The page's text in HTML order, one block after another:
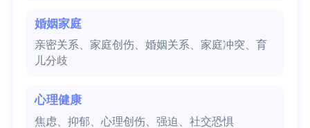
婚姻家庭
亲密关系、家庭创伤、婚姻关系、家庭冲突、育
儿分歧
心理健康
焦虑、抑郁、心理创伤、强迫、社交恐惧